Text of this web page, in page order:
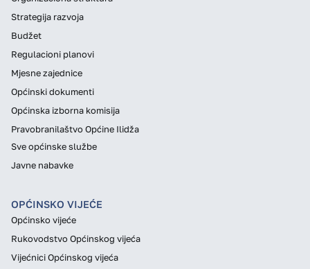
Strategija razvoja
Budžet
Regulacioni planovi
Mjesne zajednice
Općinski dokumenti
Općinska izborna komisija
Pravobranilaštvo Općine Ilidža
Sve općinske službe
Javne nabavke
OPĆINSKO VIJEĆE
Općinsko vijeće
Rukovodstvo Općinskog vijeća
Vijećnici Općinskog vijeća